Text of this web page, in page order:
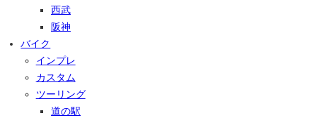
西武
阪神
バイク
インプレ
カスタム
ツーリング
道の駅